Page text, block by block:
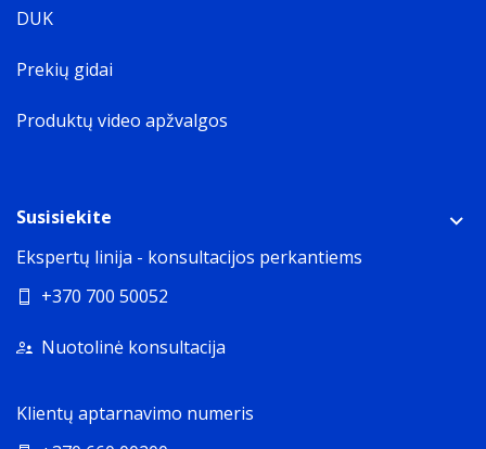
DUK
Prekių gidai
Produktų video apžvalgos
Susisiekite
Ekspertų linija - konsultacijos perkantiems
+370 700 50052
Nuotolinė konsultacija
Klientų aptarnavimo numeris